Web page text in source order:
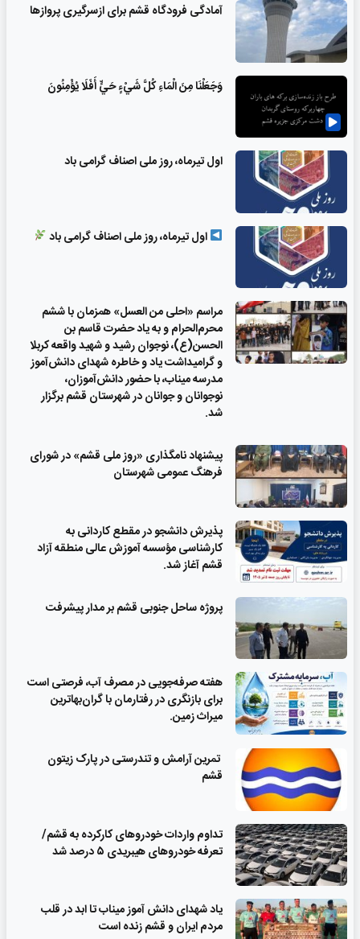
آمادگی فرودگاه قشم برای ازسرگیری پروازها
وَجَعَلْنَا مِنَ الْمَاءِ كُلَّ شَيْءٍ حَيٍّ أَفَلَا يُؤْمِنُونَ
اول تیرماه، روز ملی اصناف گرامی باد
اول تیرماه، روز ملی اصناف گرامی باد
مراسم «احلی من العسل» همزمان با ششم
محرم‌الحرام و به یاد حضرت قاسم بن
الحسن(ع)، نوجوان رشید و شهید واقعه کربلا
و گرامیداشت یاد و خاطره شهدای دانش‌آموز
مدرسه میناب، با حضور دانش‌آموزان،
نوجوانان و جوانان در شهرستان قشم برگزار
شد.
پیشنهاد نامگذاری «روز ملی قشم» در شورای
فرهنگ عمومی شهرستان
پذیرش دانشجو در مقطع کاردانی به
کارشناسی مؤسسه آموزش عالی منطقه آزاد
قشم آغاز شد.
پروژه ساحل جنوبی قشم بر مدار پیشرفت
‌هفته صرفه‌جویی در مصرف آب، فرصتی است
برای بازنگری در رفتارمان با گران‌بهاترین
میراث زمین.
تمرین آرامش و تندرستی در پارک زیتون
قشم
تداوم واردات خودروهای کارکرده به قشم/
تعرفه خودروهای هیبریدی ۵ درصد شد
یاد شهدای دانش آموز میناب تا ابد در قلب
مردم ایران و قشم زنده است